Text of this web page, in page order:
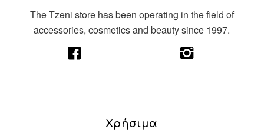
The Tzeni store has been operating in the field of
accessories, cosmetics and beauty since 1997.
Χρήσιμα